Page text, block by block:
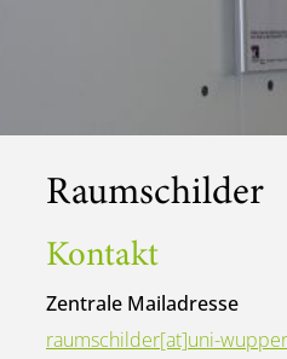
Raumschilder
Kontakt
Zentrale Mailadresse
raumschilder[at]uni-